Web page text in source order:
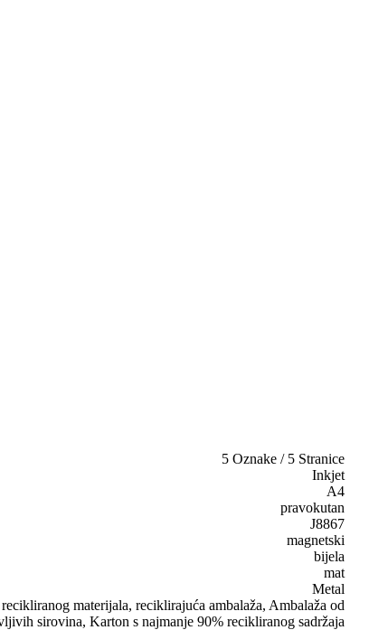
5 Oznake / 5 Stranice
Inkjet
A4
pravokutan
J8867
magnetski
bijela
mat
Metal
materijala, reciklirajuća ambalaža, Ambalaža od
sirovina, Karton s najmanje 90% recikliranog sadržaja